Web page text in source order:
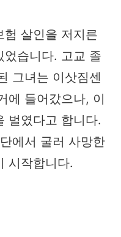
험 살인을 저지른
었습니다. 고교 졸
그녀는 이삿짐센
에 들어갔으나, 이
벌였다고 합니다.
에서 굴러 사망한
시작합니다.